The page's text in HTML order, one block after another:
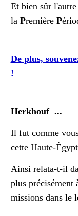
Et bien sûr
la Première P
De plus,
!
Herkhouf ...
Il fut comme
cette Haute-
Ainsi relata-t-il
plus précisément
missions dans le